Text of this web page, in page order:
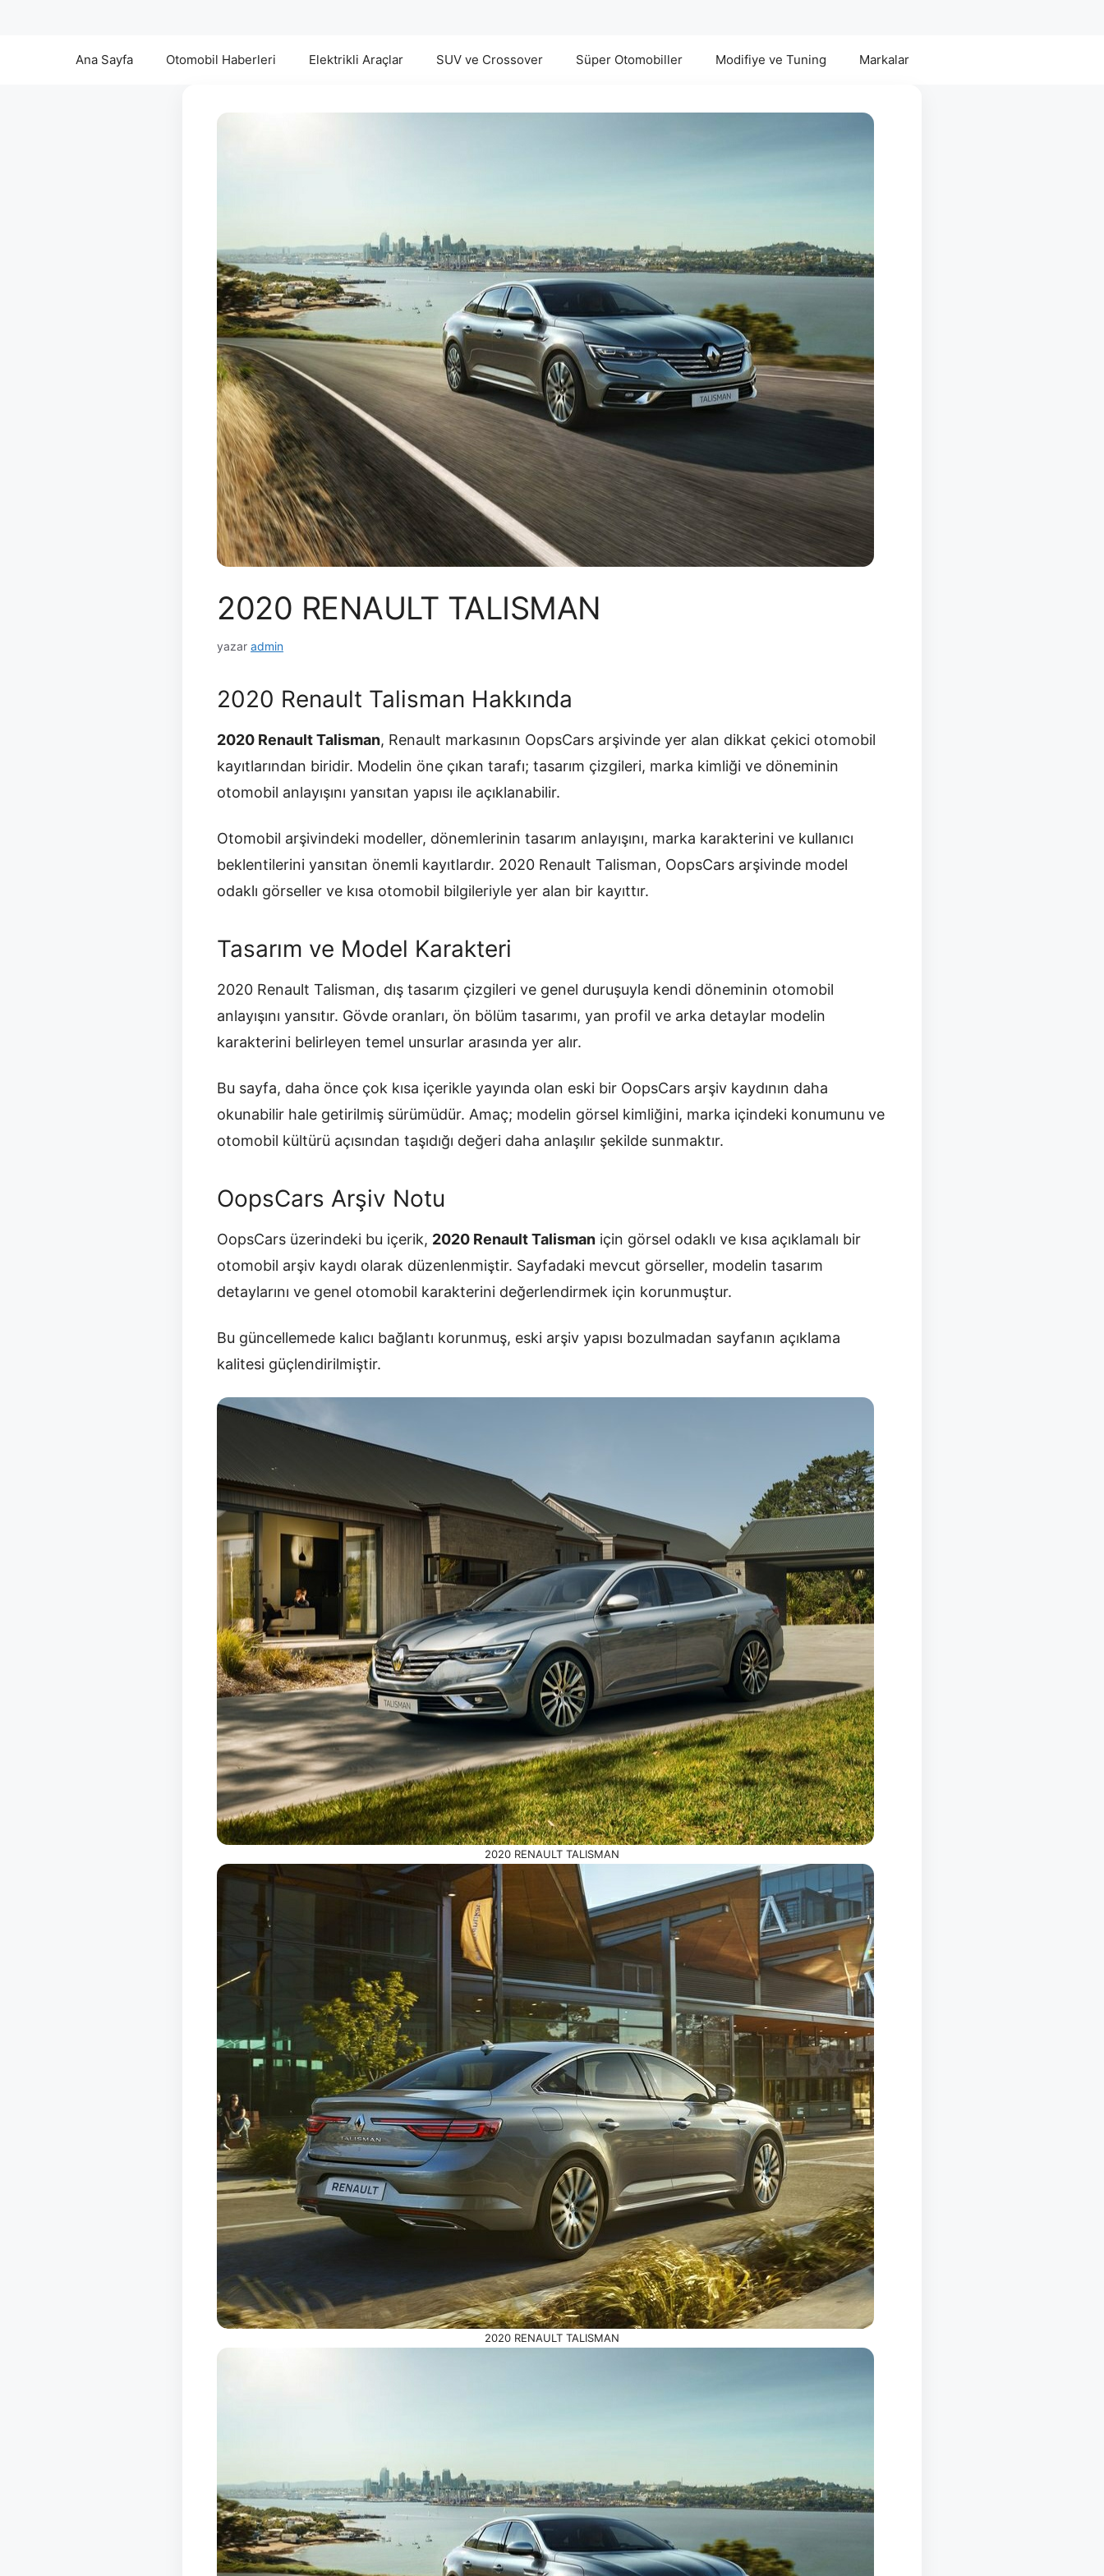
Ana Sayfa Otomobil Haberleri Elektrikli Araçlar SUV ve Crossover Süper Otomobiller Modifiye ve Tuning Markalar
2020 RENAULT TALISMAN
yazar admin
2020 Renault Talisman Hakkında
2020 Renault Talisman, Renault markasının OopsCars arşivinde yer alan dikkat çekici otomobil
kayıtlarından biridir. Modelin öne çıkan tarafı; tasarım çizgileri, marka kimliği ve döneminin
otomobil anlayışını yansıtan yapısı ile açıklanabilir.
Otomobil arşivindeki modeller, dönemlerinin tasarım anlayışını, marka karakterini ve kullanıcı
beklentilerini yansıtan önemli kayıtlardır. 2020 Renault Talisman, OopsCars arşivinde model
odaklı görseller ve kısa otomobil bilgileriyle yer alan bir kayıttır.
Tasarım ve Model Karakteri
2020 Renault Talisman, dış tasarım çizgileri ve genel duruşuyla kendi döneminin otomobil
anlayışını yansıtır. Gövde oranları, ön bölüm tasarımı, yan profil ve arka detaylar modelin
karakterini belirleyen temel unsurlar arasında yer alır.
Bu sayfa, daha önce çok kısa içerikle yayında olan eski bir OopsCars arşiv kaydının daha
okunabilir hale getirilmiş sürümüdür. Amaç; modelin görsel kimliğini, marka içindeki konumunu ve
otomobil kültürü açısından taşıdığı değeri daha anlaşılır şekilde sunmaktır.
OopsCars Arşiv Notu
OopsCars üzerindeki bu içerik, 2020 Renault Talisman için görsel odaklı ve kısa açıklamalı bir
otomobil arşiv kaydı olarak düzenlenmiştir. Sayfadaki mevcut görseller, modelin tasarım
detaylarını ve genel otomobil karakterini değerlendirmek için korunmuştur.
Bu güncellemede kalıcı bağlantı korunmuş, eski arşiv yapısı bozulmadan sayfanın açıklama
kalitesi güçlendirilmiştir.
2020 RENAULT TALISMAN
2020 RENAULT TALISMAN